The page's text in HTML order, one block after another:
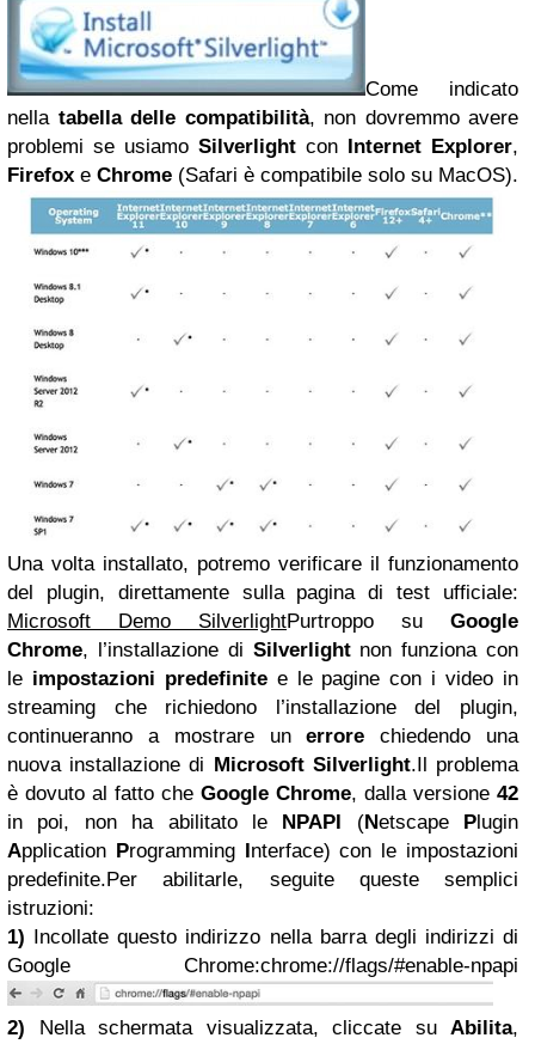
Come indicato
nella tabella delle compatibilità, non dovremmo avere
problemi se usiamo Silverlight con Internet Explorer,
Firefox e Chrome (Safari è compatibile solo su MacOS).
Una volta installato, potremo verificare il funzionamento
del plugin, direttamente sulla pagina di test ufficiale:
Microsoft Demo SilverlightPurtroppo su Google
Chrome, l’installazione di Silverlightnon funziona con
le impostazioni predefinitee le pagine con i video in
streaming che richiedono l’installazione del plugin,
continueranno a mostrare unerrore chiedendo una
nuova installazione di Microsoft Silverlight.Il problema
è dovuto al fatto che Google Chrome, dalla versione 42
in poi, non ha abilitato le NPAPI (Netscape Plugin
Application Programming Interface) con le impostazioni
predefinite.Per abilitarle, seguite queste semplici
istruzioni:
1) Incollate questo indirizzo nella barra degli indirizzi di
Google Chrome:chrome://flags/#enable-npapi
2) Nella schermata visualizzata, cliccate su Abilita,